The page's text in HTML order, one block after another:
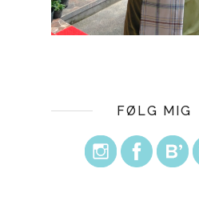
FØLG MIG